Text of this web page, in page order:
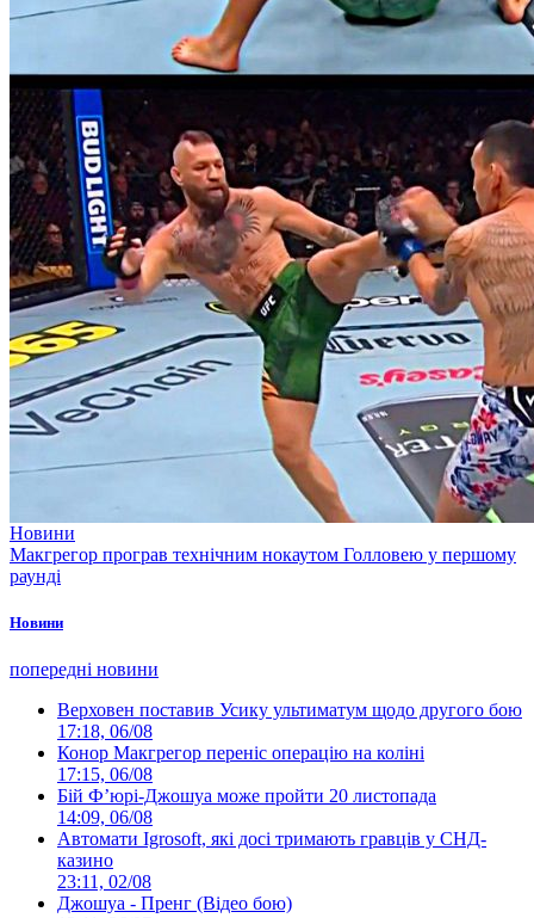
Новини
Макгрегор програв технічним нокаутом Голловею у першому
раунді
Новини
попередні новини
Верховен поставив Усику ультиматум щодо другого бою
17:18, 06/08
Конор Макгрегор переніс операцію на коліні
17:15, 06/08
Бій Ф’юрі-Джошуа може пройти 20 листопада
14:09, 06/08
Автомати Igrosoft, які досі тримають гравців у СНД-
казино
23:11, 02/08
Джошуа - Пренг (Відео бою)